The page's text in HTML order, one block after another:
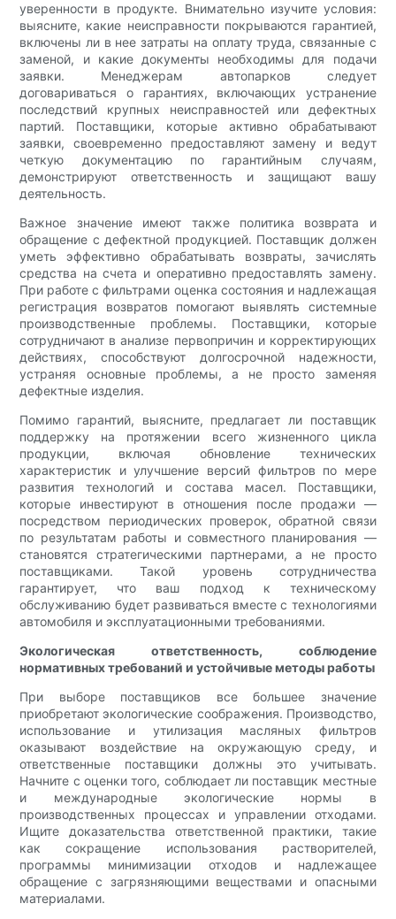
уверенности в продукте. Внимательно изучите условия:
выясните, какие неисправности покрываются гарантией,
включены ли в нее затраты на оплату труда, связанные с
заменой, и какие документы необходимы для подачи
заявки. Менеджерам автопарков следует
договариваться о гарантиях, включающих устранение
последствий крупных неисправностей или дефектных
партий. Поставщики, которые активно обрабатывают
заявки, своевременно предоставляют замену и ведут
четкую документацию по гарантийным случаям,
демонстрируют ответственность и защищают вашу
деятельность.
Важное значение имеют также политика возврата и
обращение с дефектной продукцией. Поставщик должен
уметь эффективно обрабатывать возвраты, зачислять
средства на счета и оперативно предоставлять замену.
При работе с фильтрами оценка состояния и надлежащая
регистрация возвратов помогают выявлять системные
производственные проблемы. Поставщики, которые
сотрудничают в анализе первопричин и корректирующих
действиях, способствуют долгосрочной надежности,
устраняя основные проблемы, а не просто заменяя
дефектные изделия.
Помимо гарантий, выясните, предлагает ли поставщик
поддержку на протяжении всего жизненного цикла
продукции, включая обновление технических
характеристик и улучшение версий фильтров по мере
развития технологий и состава масел. Поставщики,
которые инвестируют в отношения после продажи —
посредством периодических проверок, обратной связи
по результатам работы и совместного планирования —
становятся стратегическими партнерами, а не просто
поставщиками. Такой уровень сотрудничества
гарантирует, что ваш подход к техническому
обслуживанию будет развиваться вместе с технологиями
автомобиля и эксплуатационными требованиями.
Экологическая ответственность, соблюдение
нормативных требований и устойчивые методы работы
При выборе поставщиков все большее значение
приобретают экологические соображения. Производство,
использование и утилизация масляных фильтров
оказывают воздействие на окружающую среду, и
ответственные поставщики должны это учитывать.
Начните с оценки того, соблюдает ли поставщик местные
и международные экологические нормы в
производственных процессах и управлении отходами.
Ищите доказательства ответственной практики, такие
как сокращение использования растворителей,
программы минимизации отходов и надлежащее
обращение с загрязняющими веществами и опасными
материалами.